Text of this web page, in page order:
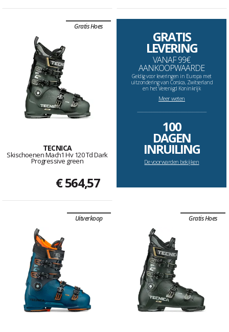
Gratis Hoes
TECNICA
Skischoenen Mach1 Hv 120 Td Dark
Progressive green
€ 564,57
GRATIS
LEVERING
VANAF 99€
AANKOOPWAARDE
Geldig voor leveringen in Europa met
uitzondering van Corsica, Zwitserland
en het Verenigd Koninkrijk
Meer weten
--------------------------------------------------------------------
100
DAGEN
INRUILING
De voorwarden bekijken
Uitverkoop Gratis Hoes